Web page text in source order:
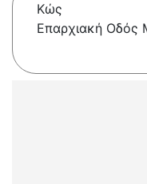
Κώς
Επαρχιακή Οδός